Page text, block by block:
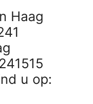
Haag
u op: